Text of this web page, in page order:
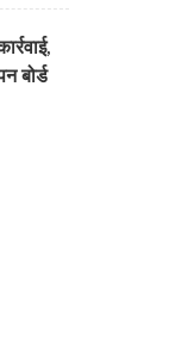
बोर्ड